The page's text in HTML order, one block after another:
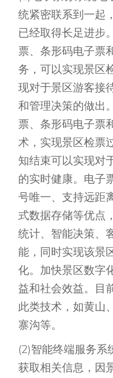
统紧密联系到一起
已经取得长足进步
票、条形码电子票
务，可以实现景区
现对于景区游客接
和管理决策的做出
票、条形码电子票
术，实现景区检票
知结束可以实现对
的实时健康。电子
号唯一、支持远距
式数据存储等优点
统计、智能决策、
能，同时实现该景
化。加快景区数字
益和社会效益。目
此类技术，如黄山
寨沟等。
(2)智能终端服务
获取相关信息，因